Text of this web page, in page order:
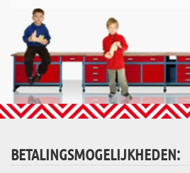
BETALINGSMOGELIJKHEDEN: